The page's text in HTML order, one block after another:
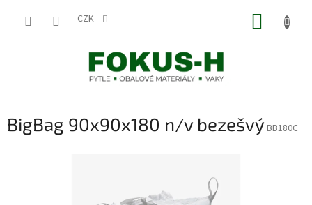
CZK
BigBag 90x90x180 n/v bezešvý BB180C